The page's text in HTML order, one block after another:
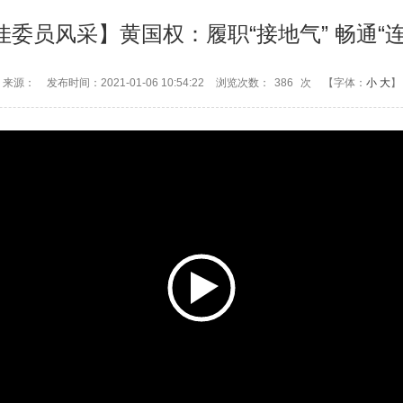
委员风采】黄国权：履职“接地气” 畅通“
来源： 发布时间：2021-01-06 10:54:22 浏览次数： 386 次 【字体： 小 大】